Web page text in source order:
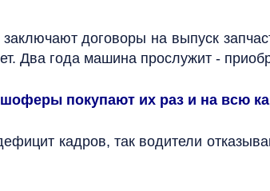
договоры на выпуск
Два года машина прослужит -
покупают их раз и на всю
кадров, так водители